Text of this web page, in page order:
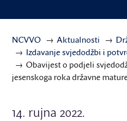
NCVVO Aktualnosti
Izdavanje svjedodžbi i
Obavijest o podjeli
jesenskoga roka državne mature
14. rujna 2022.